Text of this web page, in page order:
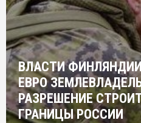
ВЛАСТИ
ЕВРО
РАЗРЕШЕНИЕ
ГРАНИЦЫ РОССИИ